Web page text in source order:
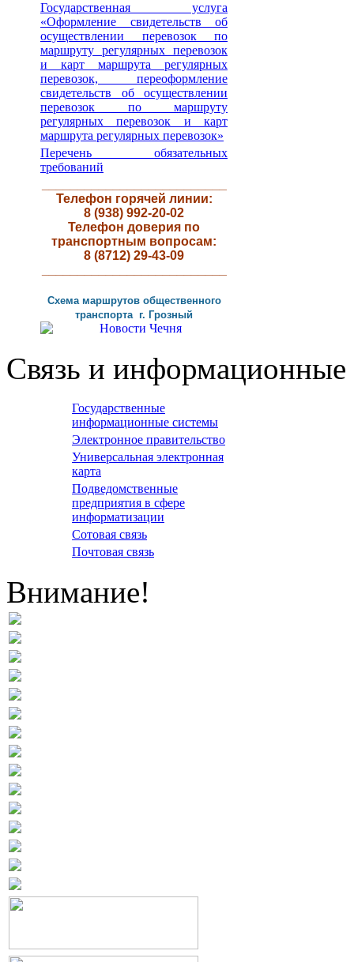
Государственная услуга
«Оформление свидетельств об
осуществлении перевозок по
маршруту регулярных перевозок
и карт маршрута регулярных
перевозок, переоформление
свидетельств об осуществлении
перевозок по маршруту
регулярных перевозок и карт
маршрута регулярных перевозок»
Перечень обязательных
требований
Телефон горячей линии:
8 (938) 992-20-02
Телефон доверия по
транспортным вопросам:
8 (8712) 29-43-09
Схема маршрутов общественного
транспорта г. Грозный
Связь и информационные
Государственные
информационные системы
Электронное правительство
Универсальная электронная
карта
Подведомственные
предприятия в сфере
информатизации
Сотовая связь
Почтовая связь
Внимание!